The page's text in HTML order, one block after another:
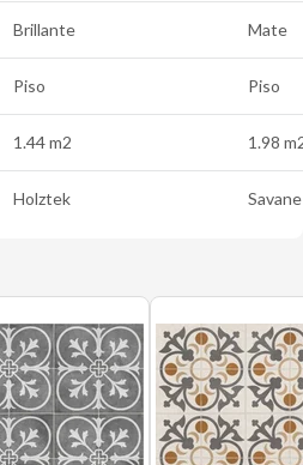
Brillante Mate
Piso Piso
1.44 m2 1.98
Holztek Savane